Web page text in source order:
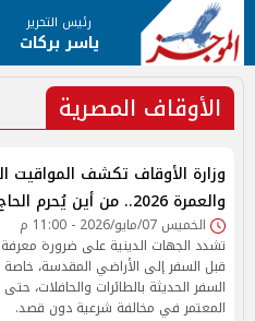
رئيس التحرير
ياسر بركات
الأوقاف المصرية
وزارة الأوقاف تكشف المواقيت
والعمرة 2026.. من أين يُحرم الحاج؟
الخميس 07/مايو/2026 - 11:00 م
تشدد الجهات الدينية على ضرورة معرفة
قبل السفر إلى الأراضي المقدسة،
السفر الحديثة بالطائرات والحافلات، حتى
المعتمر في مخالفة شرعية دون قصد.